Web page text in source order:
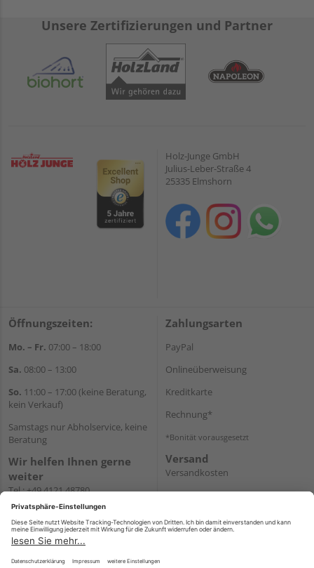
Unsere Zertifizierungen und Partner
Holz-Junge GmbH
Julius-Leber-Straße 4
25335 Elmshorn
Öffnungszeiten:
Mo. – Fr. 07:00 – 18:00
Sa. 08:00 – 13:00
So. 11:00 – 17:00 (keine Beratung,
kein Verkauf)
Samstags nur Abholservice, keine
Beratung
Wir helfen Ihnen gerne
weiter
Tel.:+49 4121 48780
E-Mail:onlineshop@holz-
WhatsApp
Zahlungsarten
PayPal
Onlineüberweisung
Kreditkarte
Rechnung*
*Bonität vorausgesetzt
Versand
Versandkosten